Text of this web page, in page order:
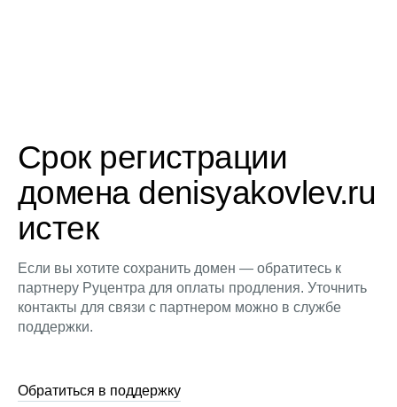
Срок регистрации
домена denisyakovlev.ru
истек
Если вы хотите сохранить домен — обратитесь к
партнеру Руцентра для оплаты продления. Уточнить
контакты для связи с партнером можно в службе
поддержки.
Обратиться в поддержку